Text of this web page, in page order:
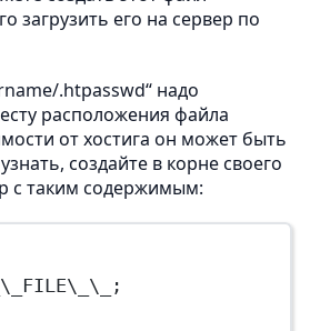
загрузить его на сервер по
.htpasswd“ надо
расположения файла
от хостига он может быть
создайте в корне своего
с таким содержимым:
\ _FILE\ \
;